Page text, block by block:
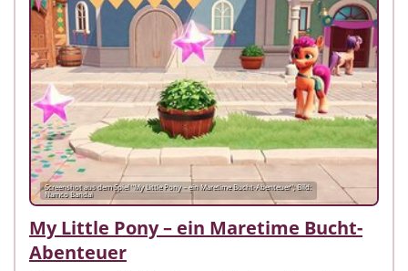
Screenshot aus dem Spiel "My Little Pony – ein Maretime Bucht-Abenteuer"; Bild:
Namco Bandai
My Little Pony – ein Maretime Bucht-
Abenteuer